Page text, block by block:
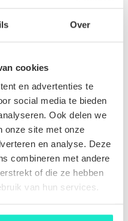
Over
cookies
en advertenties te
social media te bieden
Ook delen we
onze site met onze
en analyse. Deze
combineren met andere
of die ze hebben
van hun services.
HEREN-BROEK ATELIER
NOTERMAN
€199,00